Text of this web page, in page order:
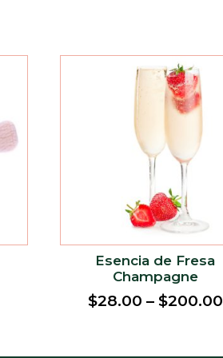
Esencia de Fresa
Champagne
$28.00 – $200.00